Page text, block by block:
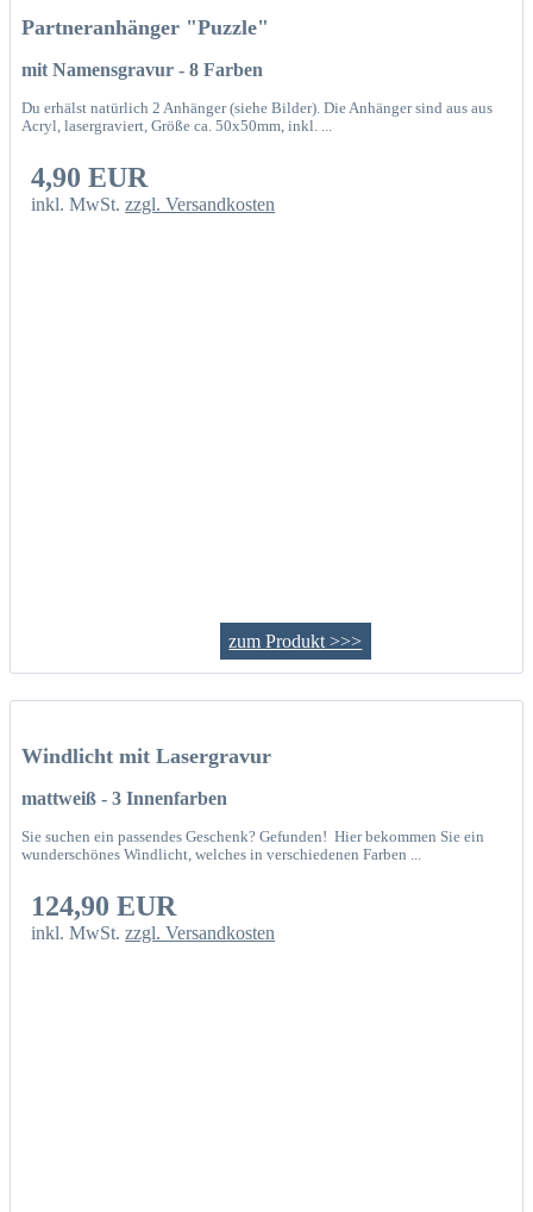
Partneranhänger "Puzzle"
mit Namensgravur - 8 Farben
Du erhälst natürlich 2 Anhänger (siehe Bilder). Die Anhänger sind aus aus
Acryl, lasergraviert, Größe ca. 50x50mm, inkl. ...
4,90 EUR
inkl. MwSt.zzgl. Versandkosten
zum Produkt >>>
Windlicht mit Lasergravur
mattweiß - 3 Innenfarben
Sie suchen ein passendes Geschenk? Gefunden! Hier bekommen Sie ein
wunderschönes Windlicht, welches in verschiedenen Farben ...
124,90 EUR
inkl. MwSt.zzgl. Versandkosten